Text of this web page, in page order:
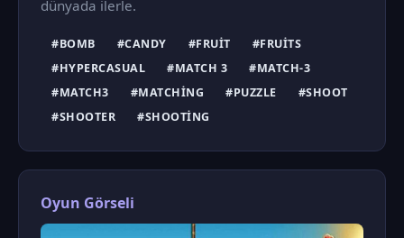
dünyada ilerle.
#BOMB #CANDY #FRUIT
#FRUITS
#HYPERCASUAL
#MATCH 3
#MATCH-3
#MATCH3
#MATCHING #PUZZLE
#SHOOT
#SHOOTER
#SHOOTING
Oyun Görseli